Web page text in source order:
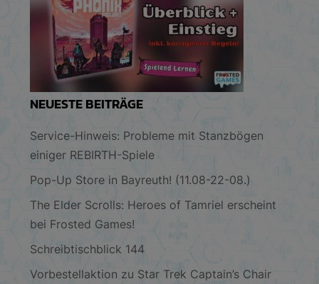
NEUESTE BEITRÄGE
Service-Hinweis: Probleme mit Stanzbögen
einiger REBIRTH-Spiele
Pop-Up Store in Bayreuth! (11.08-22-08.)
The Elder Scrolls: Heroes of Tamriel erscheint
bei Frosted Games!
Schreibtischblick 144
Vorbestellaktion zu Star Trek Captain’s Chair